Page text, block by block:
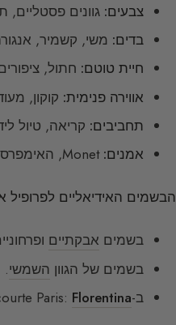
צבעים: גוונים
בדים: משי, קשמיר,
חיית טוטם: חתול,
אווירה פנימית: קוקון,
תחביבים: קריאה, טיול
אמנים: Monet, האימפרסיוניסטים, Marie Laurencin.
הבשמים האידיאליים לפרופיל
בשמים אבקתיים
בשמים של הגוון השמשי.
ב-Delacourte Paris:Florentina